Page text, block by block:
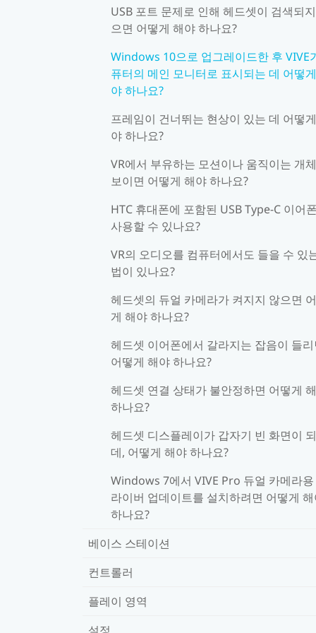
USB 포트 문제로 인해 헤드셋이 검색되
으면 어떻게 해야 하나요?
Windows 10으로 업그레이드한 후 VIVE
퓨터의 메인 모니터로 표시되는 데 어떻
야 하나요?
프레임이 건너뛰는 현상이 있는 데 어떻
야 하나요?
VR에서 부유하는 모션이나 움직이는 개
보이면 어떻게 해야 하나요?
HTC 휴대폰에 포함된 USB Type-C 이어
사용할 수 있나요?
VR의 오디오를 컴퓨터에서도 들을 수 있
법이 있나요?
헤드셋의 듀얼 카메라가 켜지지 않으면
게 해야 하나요?
헤드셋 이어폰에서 갈라지는 잡음이 들리
어떻게 해야 하나요?
헤드셋 연결 상태가 불안정하면 어떻게
하나요?
헤드셋 디스플레이가 갑자기 빈 화면이
데, 어떻게 해야 하나요?
Windows 7에서 VIVE Pro 듀얼 카메라용
라이버 업데이트를 설치하려면 어떻게
하나요?
베이스 스테이션
컨트롤러
플레이 영역